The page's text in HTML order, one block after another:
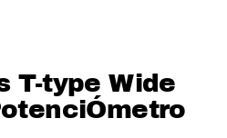
T-type Wide